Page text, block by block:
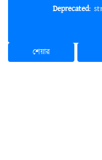
Deprecated :
শেয়ার